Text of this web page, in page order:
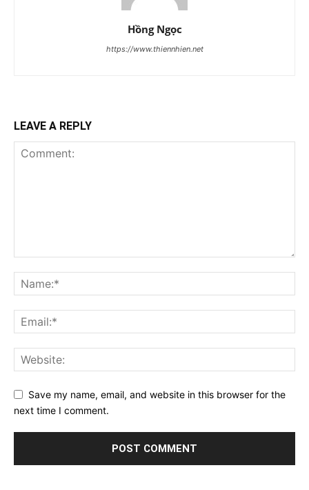
Hồng Ngọc
https://www.thiennhien.net
LEAVE A REPLY
Save my name, email, and website in this browser for the
next time I comment.